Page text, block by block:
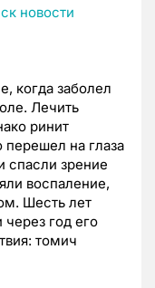
когда заболел
Лечить
ринит
перешел на глаза
спасли зрение
воспаление,
Шесть лет
через год его
томич